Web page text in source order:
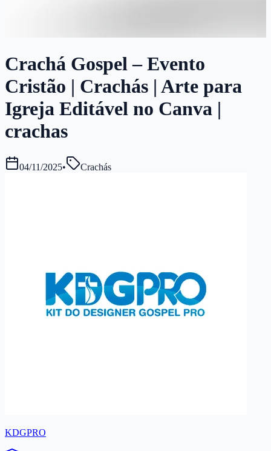
Crachá Gospel – Evento
Cristão | Crachás | Arte para
Igreja Editável no Canva |
crachas
04/11/2025• Crachás
KDGPRO